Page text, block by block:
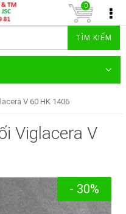
TÌM KIẾM
0
V 60 HK 1406
Viglacera V
- 30%